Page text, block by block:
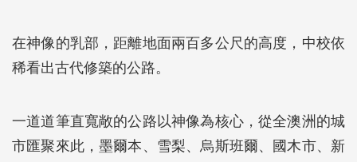
在神像的乳部，距離地面兩百多公尺的高度，中校依
稀看出古代修築的公路。
一道道筆直寬敞的公路以神像為核心，從全澳洲的城
市匯聚來此，墨爾本、雪梨、烏斯班爾、國木市、新